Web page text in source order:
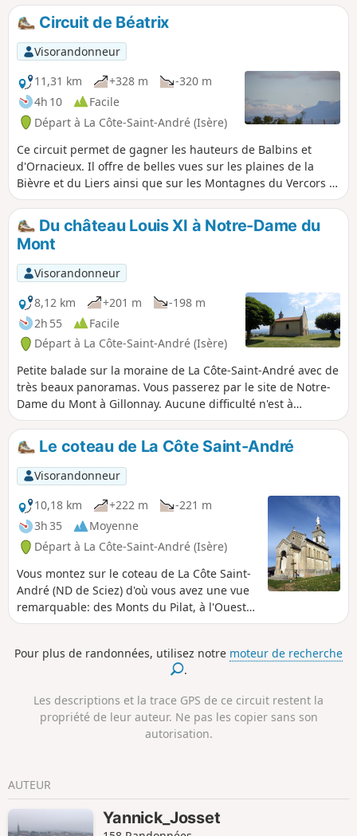
Circuit de Béatrix
Visorandonneur
11,31 km
+328 m
-320 m
4h 10
Facile
Départ à La Côte-Saint-André (Isère)
Ce circuit permet de gagner les hauteurs de Balbins et
d'Ornacieux. Il offre de belles vues sur les plaines de la
Bièvre et du Liers ainsi que sur les Montagnes du Vercors et
de Chartreuse.
Du château Louis XI à Notre-Dame du
Mont
Visorandonneur
8,12 km
+201 m
-198 m
2h 55
Facile
Départ à La Côte-Saint-André (Isère)
Petite balade sur la moraine de La Côte-Saint-André avec de
très beaux panoramas. Vous passerez par le site de Notre-
Dame du Mont à Gillonnay. Aucune difficulté n'est à
redouter, hormis une bonne côte.
Le coteau de La Côte Saint-André
Visorandonneur
10,18 km
+222 m
-221 m
3h 35
Moyenne
Départ à La Côte-Saint-André (Isère)
Vous montez sur le coteau de La Côte Saint-
André (ND de Sciez) d'où vous avez une vue
remarquable: des Monts du Pilat, à l'Ouest,
jusqu'au Mont du Chat au Nord-Est, en
Chartreuse. De certains points privilégiés,
on peut même apercevoir, les jours fastes, le
côtoyez les principales curiosités du village.
Pour plus de randonnées, utilisez notre moteur de recherche
.
Les descriptions et la trace GPS de ce circuit restent la
propriété de leur auteur. Ne pas les copier sans son
autorisation.
AUTEUR
Yannick_Josset